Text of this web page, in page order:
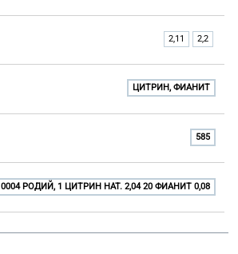
2,11 2,2
ЦИТРИН, ФИАНИТ
585
0004 РОДИЙ, 1 ЦИТРИН НАТ. 2,04 20 ФИАНИТ 0,08